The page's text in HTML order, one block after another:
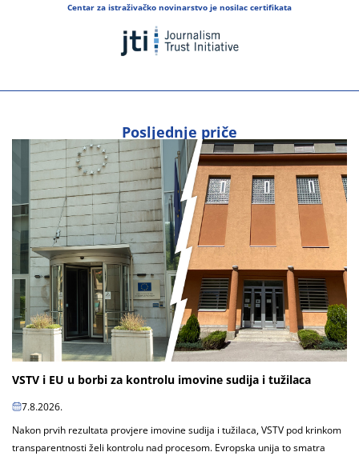
Centar za istraživačko novinarstvo je nosilac certifikata
Posljednje priče
VSTV i EU u borbi za kontrolu imovine sudija i tužilaca
7.8.2026.
Nakon prvih rezultata provjere imovine sudija i tužilaca, VSTV pod krinkom
transparentnosti želi kontrolu nad procesom. Evropska unija to smatra